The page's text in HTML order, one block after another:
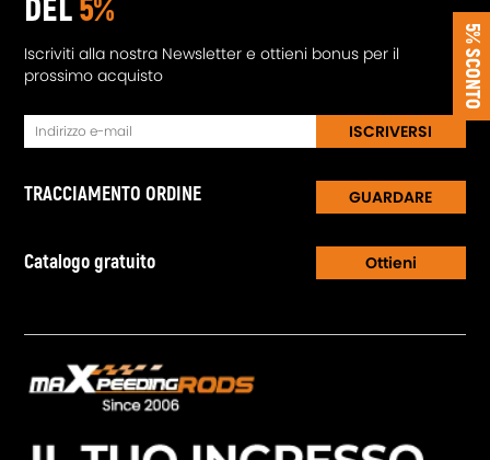
5% SCONTO
DEL5%
Iscriviti alla nostra Newsletter e ottieni bonus per il
prossimo acquisto
ISCRIVERSI
TRACCIAMENTO ORDINE GUARDARE
Catalogo gratuito Ottieni